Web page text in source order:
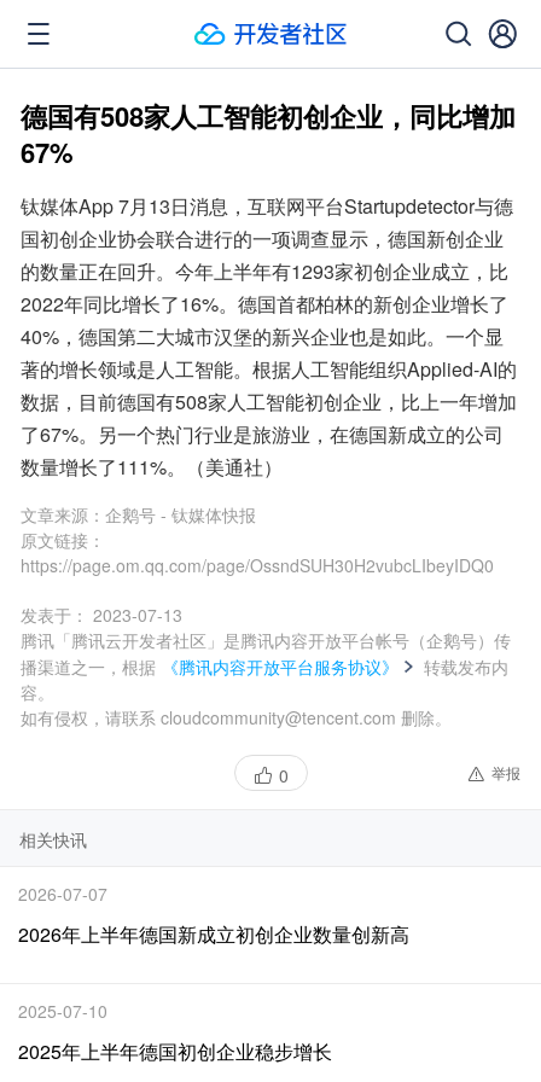
德国有508家人工智能初创企业，同比增加
67%
钛媒体App 7月13日消息，互联网平台Startupdetector与德
国初创企业协会联合进行的一项调查显示，德国新创企业
的数量正在回升。今年上半年有1293家初创企业成立，比
2022年同比增长了16%。德国首都柏林的新创企业增长了
40%，德国第二大城市汉堡的新兴企业也是如此。一个显
著的增长领域是人工智能。根据人工智能组织Applied-AI的
数据，目前德国有508家人工智能初创企业，比上一年增加
了67%。另一个热门行业是旅游业，在德国新成立的公司
数量增长了111%。（美通社）
文章来源： 企鹅号 - 钛媒体快报
原文链接：
https://page.om.qq.com/page/OssndSUH30H2vubcLIbeyIDQ0
发表于： 2023-07-13
腾讯「腾讯云开发者社区」是腾讯内容开放平台帐号（企鹅号）传
播渠道之一，根据
《腾讯内容开放平台服务协议》
转载发布内
容。
如有侵权，请联系 cloudcommunity@tencent.com 删除。
0 举报
相关快讯
2026-07-07
2026年上半年德国新成立初创企业数量创新高
2025-07-10
2025年上半年德国初创企业稳步增长